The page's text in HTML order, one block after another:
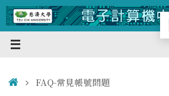
Skip
to
content
Home
FAQ-常見帳號問題